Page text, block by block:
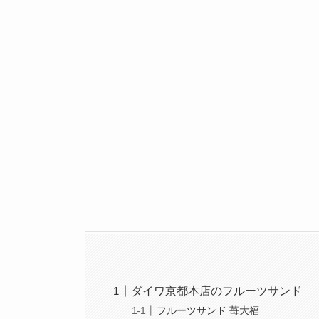
ダイワ京都本店のフルーツサンド
フルーツサンド 苺大福